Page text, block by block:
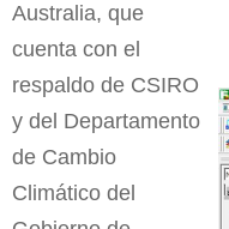
Australia, que
cuenta con el
respaldo de CSIRO
y del Departamento
de Cambio
Climático del